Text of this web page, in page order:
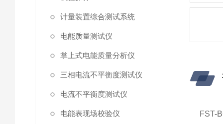
计量装置综合测试系统
电能质量测试仪
掌上式电能质量分析仪
三相电流不平衡度测试仪
电流不平衡度测试仪
电能表现场校验仪
FST-